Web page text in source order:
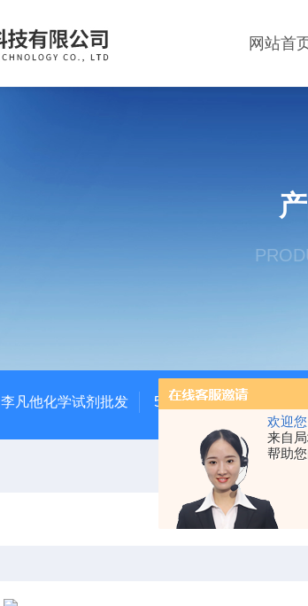
欢迎您
来自
帮助
网站首
李凡他化学试剂批发 500次MTS细胞增殖与细